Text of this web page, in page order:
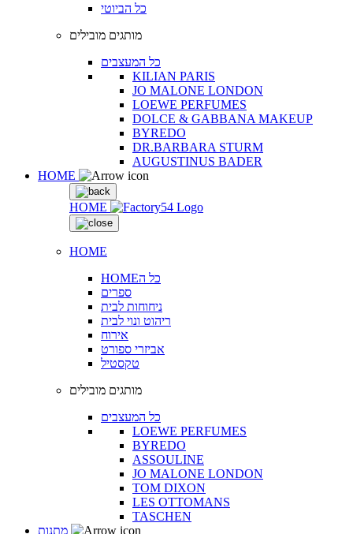
כל הביוטי
מותגים מובילים
כל המעצבים
KILIAN PARIS
JO MALONE LONDON
LOEWE PERFUMES
DOLCE & GABBANA MAKEUP
BYREDO
DR.BARBARA STURM
AUGUSTINUS BADER
HOME
HOME
HOME
HOMEכל ה
ספרים
ניחוחות לבית
ריהוט ונוי לבית
אירוח
אביזרי ספורט
טקסטיל
מותגים מובילים
כל המעצבים
LOEWE PERFUMES
BYREDO
ASSOULINE
JO MALONE LONDON
TOM DIXON
LES OTTOMANS
TASCHEN